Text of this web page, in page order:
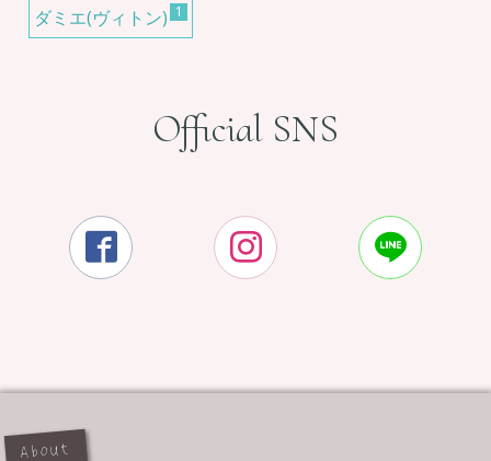
ダミエ(ヴィトン) 1
Official SNS
  
About